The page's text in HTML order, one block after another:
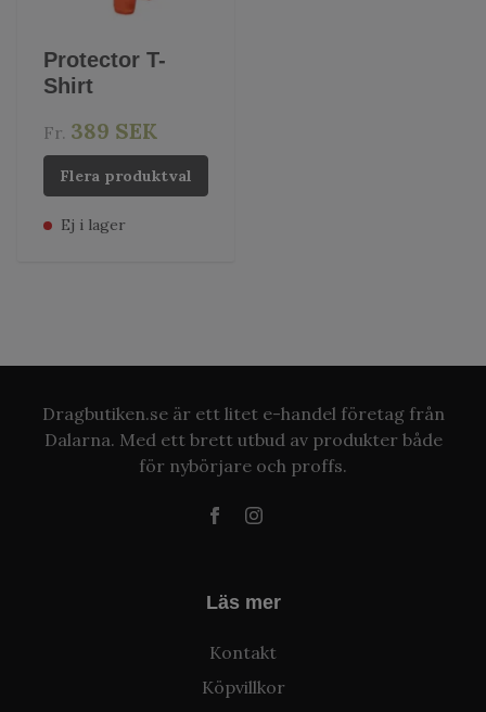
Protector T-
Shirt
Fr. 389 SEK
Flera produktval
Ej i lager
Dragbutiken.se är ett litet e-handel företag från
Dalarna. Med ett brett utbud av produkter både
för nybörjare och proffs.
Läs mer
Kontakt
Köpvillkor